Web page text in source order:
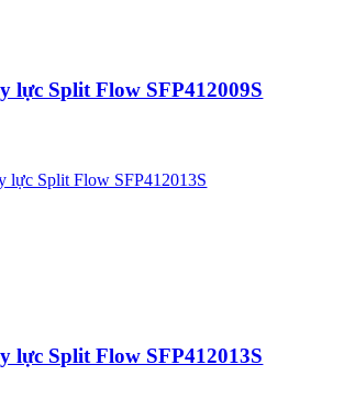
lực Split Flow SFP412009S
lực Split Flow SFP412013S